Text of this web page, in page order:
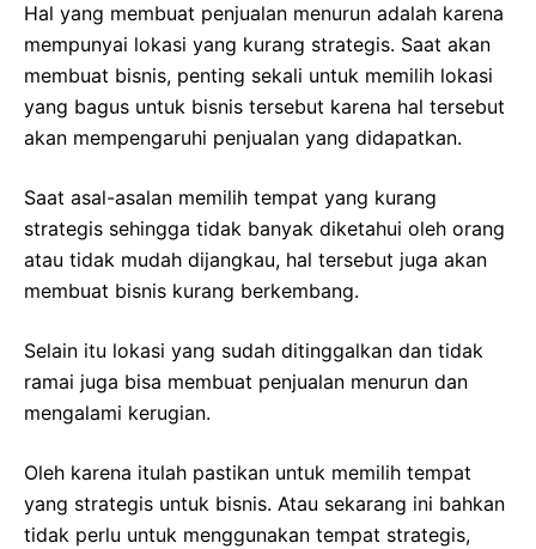
Hal yang membuat penjualan menurun adalah karena
mempunyai lokasi yang kurang strategis. Saat akan
membuat bisnis, penting sekali untuk memilih lokasi
yang bagus untuk bisnis tersebut karena hal tersebut
akan mempengaruhi penjualan yang didapatkan.
Saat asal-asalan memilih tempat yang kurang
strategis sehingga tidak banyak diketahui oleh orang
atau tidak mudah dijangkau, hal tersebut juga akan
membuat bisnis kurang berkembang.
Selain itu lokasi yang sudah ditinggalkan dan tidak
ramai juga bisa membuat penjualan menurun dan
mengalami kerugian.
Oleh karena itulah pastikan untuk memilih tempat
yang strategis untuk bisnis. Atau sekarang ini bahkan
tidak perlu untuk menggunakan tempat strategis,